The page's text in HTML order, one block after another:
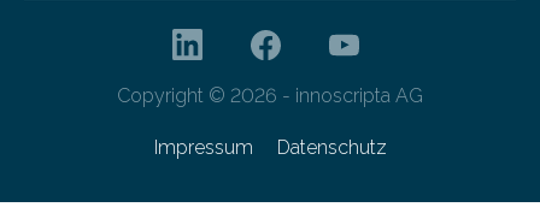
Copyright © 2026 - innoscripta AG
Impressum Datenschutz